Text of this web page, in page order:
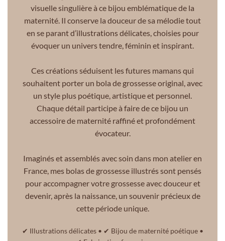
visuelle singulière à ce bijou emblématique de la
maternité. Il conserve la douceur de sa mélodie tout
en se parant d’illustrations délicates, choisies pour
évoquer un univers tendre, féminin et inspirant.
Ces créations séduisent les futures mamans qui
souhaitent porter un bola de grossesse original, avec
un style plus poétique, artistique et personnel.
Chaque détail participe à faire de ce bijou un
accessoire de maternité raffiné et profondément
évocateur.
Imaginés et assemblés avec soin dans mon atelier en
France, mes bolas de grossesse illustrés sont pensés
pour accompagner votre grossesse avec douceur et
devenir, après la naissance, un souvenir précieux de
cette période unique.
✔ Illustrations délicates • ✔ Bijou de maternité poétique •